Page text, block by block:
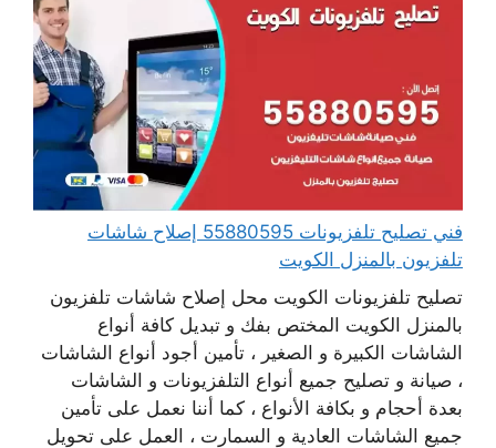
فني تصليح تلفزيونات 55880595 إصلاح شاشات
تلفزيون بالمنزل الكويت
تصليح تلفزيونات الكويت محل إصلاح شاشات تلفزيون
بالمنزل الكويت المختص بفك و تبديل كافة أنواع
الشاشات الكبيرة و الصغير ، تأمين أجود أنواع الشاشات
، صيانة و تصليح جميع أنواع التلفزيونات و الشاشات
بعدة أحجام و بكافة الأنواع ، كما أننا نعمل على تأمين
جميع الشاشات العادية و السمارت ، العمل على تحويل